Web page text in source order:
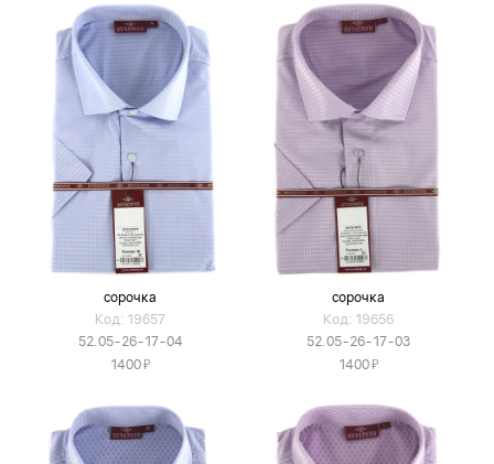
сорочка
Код: 19657
52.05-26-17-04
1400Я
сорочка
Код: 19656
52.05-26-17-03
1400Я